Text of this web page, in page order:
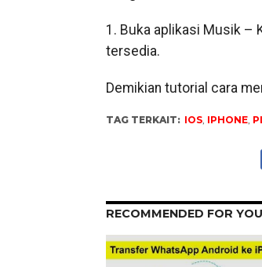
1. Buka aplikasi Musik –
tersedia.
Demikian tutorial cara
TAG TERKAIT: IOS, IPHONE,
RECOMMENDED FOR YOU